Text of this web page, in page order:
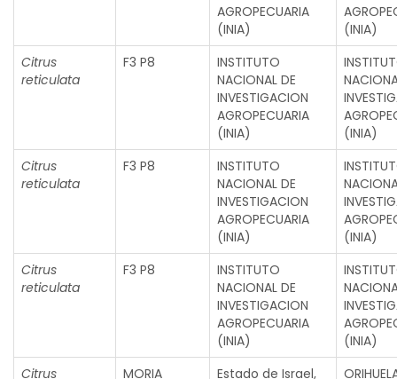
AGROPECUARIA
(INIA)
(INIA)
Citrus
reticulata
F3 P8
INSTITUTO
NACIONAL DE
INVESTIGACION
AGROPECUARIA
(INIA)
(INIA)
Citrus
reticulata
F3 P8
INSTITUTO
NACIONAL DE
INVESTIGACION
AGROPECUARIA
(INIA)
(INIA)
Citrus
reticulata
F3 P8
INSTITUTO
NACIONAL DE
INVESTIGACION
AGROPECUARIA
(INIA)
(INIA)
Citrus
MORIA Estado de Israel,